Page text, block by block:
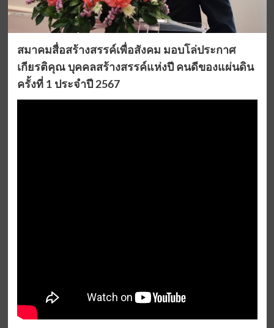
สมาคมสื่อสร้างสรรค์เพื่อสังคม มอบโล่ประกาศ
เกียรติคุณ บุคคลสร้างสรรค์แห่งปี คนดีของแผ่นดิน
ครั้งที่ 1 ประจำปี 2567